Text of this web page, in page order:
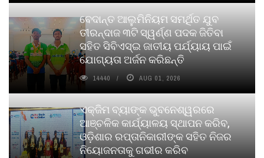
ବେଦାନ୍ତ ଆଲୁମିନିୟମ ସମର୍ଥିତ ଯୁବ
ତୀରନ୍ଦାଜ ୩ଟି ସ୍ୱର୍ଣ୍ଣ ପଦକ ଜିତିବା
ସହିତ ସିବିଏସ୍ଇ ଜାତୀୟ ପର୍ଯ୍ୟାୟ ପାଇଁ
ଯୋଗ୍ୟତା ଅର୍ଜନ କରିଛନ୍ତି
14440 AUG 01, 2026
ଏକ୍ଜିମ ବ୍ୟାଙ୍କ ଭୁବନେଶ୍ୱରରେ
ଆଞ୍ଚଳିକ କାର୍ଯ୍ୟାଳୟ ସ୍ଥାପନ କରିବ,
ଓଡ଼ିଶାର ରପ୍ତାନିକାରୀଙ୍କ ସହିତ ନିଜର
ନିୟୋଜନତାକୁ ଗଭୀର କରିବ